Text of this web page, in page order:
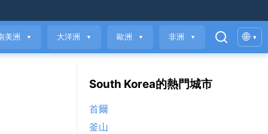
美洲 ▼ 大洋洲 ▼ 歐洲 ▼ 非洲 ▼ 🌐 ▾
South Korea的熱門城市
首爾
釜山